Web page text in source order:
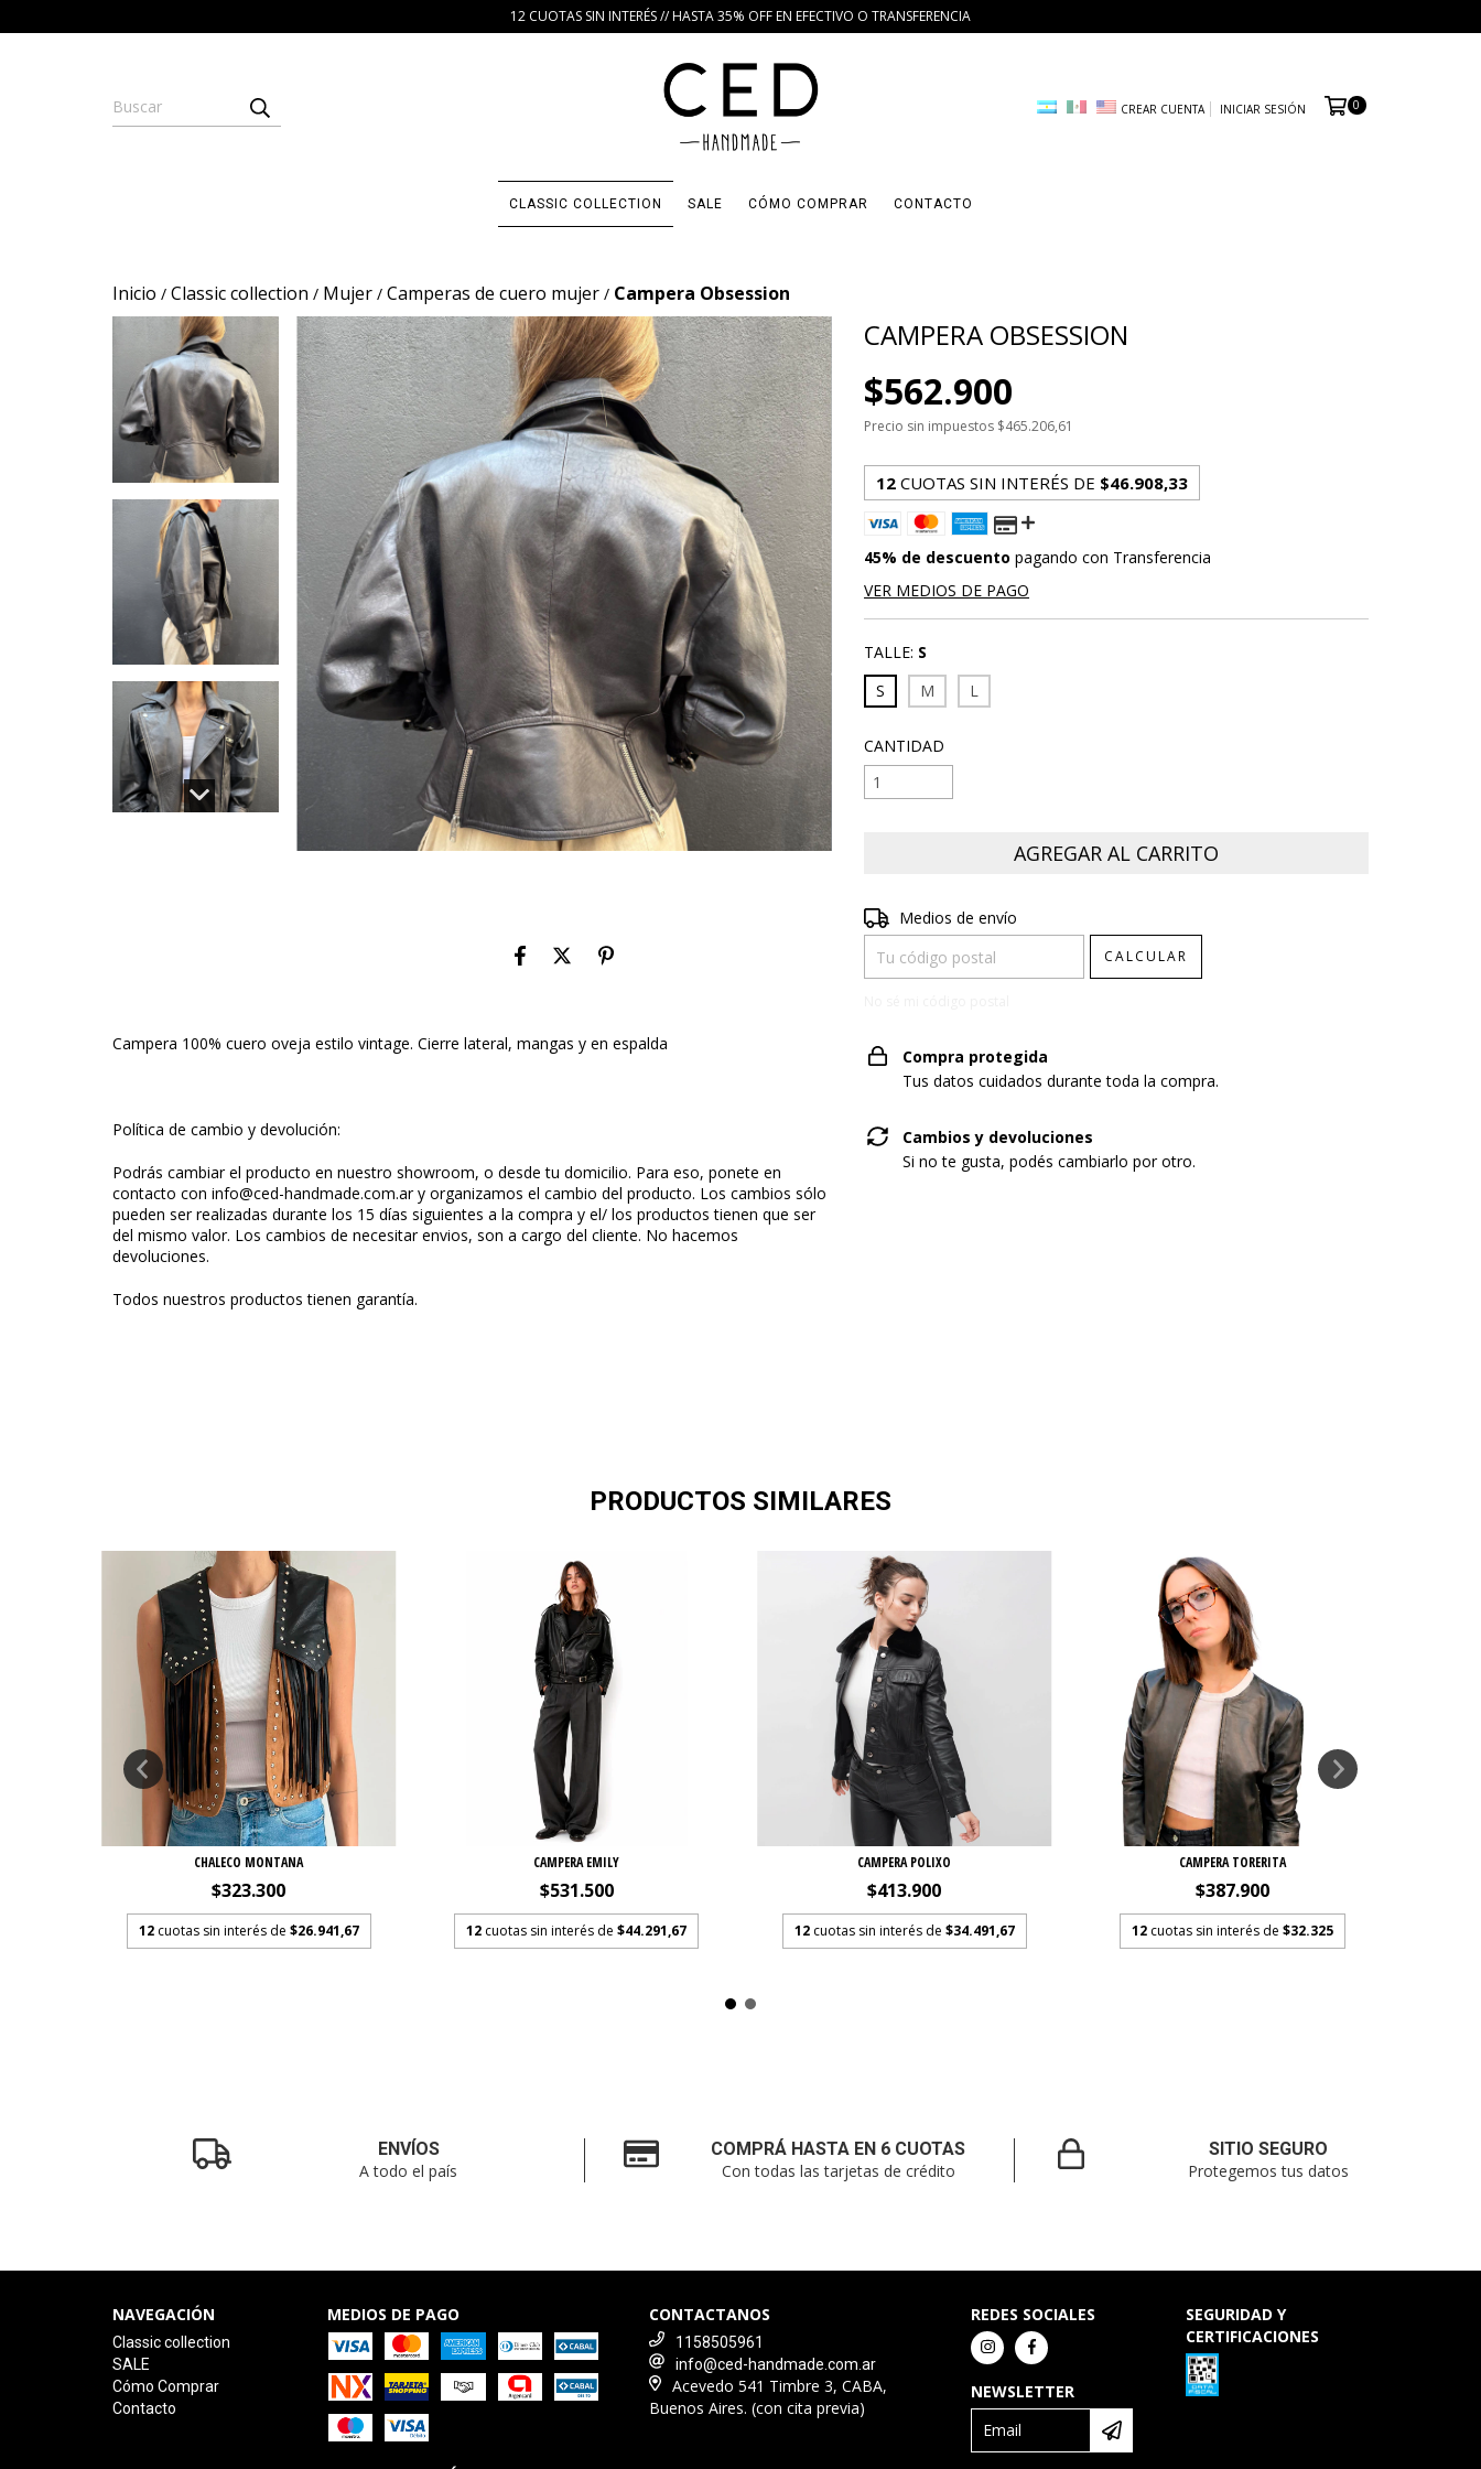
12 CUOTAS SIN INTERÉS // HASTA 35% OFF EN EFECTIVO O TRANSFERENCIA
CREAR CUENTA INICIAR SESIÓN 0
CLASSIC COLLECTION SALE CÓMO COMPRAR CONTACTO
Inicio / Classic collection / Mujer / Camperas de cuero mujer / Campera Obsession
Campera 100% cuero oveja estilo vintage. Cierre lateral, mangas y en espalda
Política de cambio y devolución:
Podrás cambiar el producto en nuestro showroom, o desde tu domicilio. Para eso, ponete en
contacto con info@ced-handmade.com.ary organizamos el cambio del producto. Los cambios sólo
pueden ser realizadas durante los 15 días siguientes a la compra y el/ los productos tienen que ser
del mismo valor. Los cambios de necesitar envios, son a cargo del cliente. No hacemos
devoluciones.
Todos nuestros productos tienen garantía.
CAMPERA OBSESSION
$562.900
Precio sin impuestos $465.206,61
12 CUOTAS SIN INTERÉS DE $46.908,33
45% de descuento pagando con Transferencia
VER MEDIOS DE PAGO
TALLE: S
S
M L
CANTIDAD
Entregas para el CP:
Medios de envío
CALCULAR
Compra protegida
Tus datos cuidados durante toda la compra.
Cambios y devoluciones
Si no te gusta, podés cambiarlo por otro.
PRODUCTOS SIMILARES
CHALECO MONTANA
$323.300
12 cuotas sin interés de $26.941,67
CAMPERA EMILY
$531.500
12 cuotas sin interés de$44.291,67
CAMPERA POLIXO
$413.900
12 cuotas sin interés de $34.491,67
CAMPERA TORERITA
$387.900
12 cuotas sin interés de $32.325
ENVÍOS
A todo el país
COMPRÁ HASTA EN 6 CUOTAS
Con todas las tarjetas de crédito
SITIO SEGURO
Protegemos tus datos
NAVEGACIÓN
Classic collection
SALE
Cómo Comprar
Contacto
MEDIOS DE PAGO CONTACTANOS
1158505961
info@ced-handmade.com.ar
Acevedo 541 Timbre 3, CABA,
Buenos Aires. (con cita previa)
REDES SOCIALES
NEWSLETTER
SEGURIDAD Y
CERTIFICACIONES